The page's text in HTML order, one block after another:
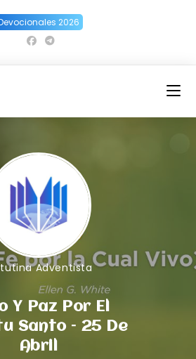
2026
Adventista
Y Paz Por El
Santo – 25 De
Abril